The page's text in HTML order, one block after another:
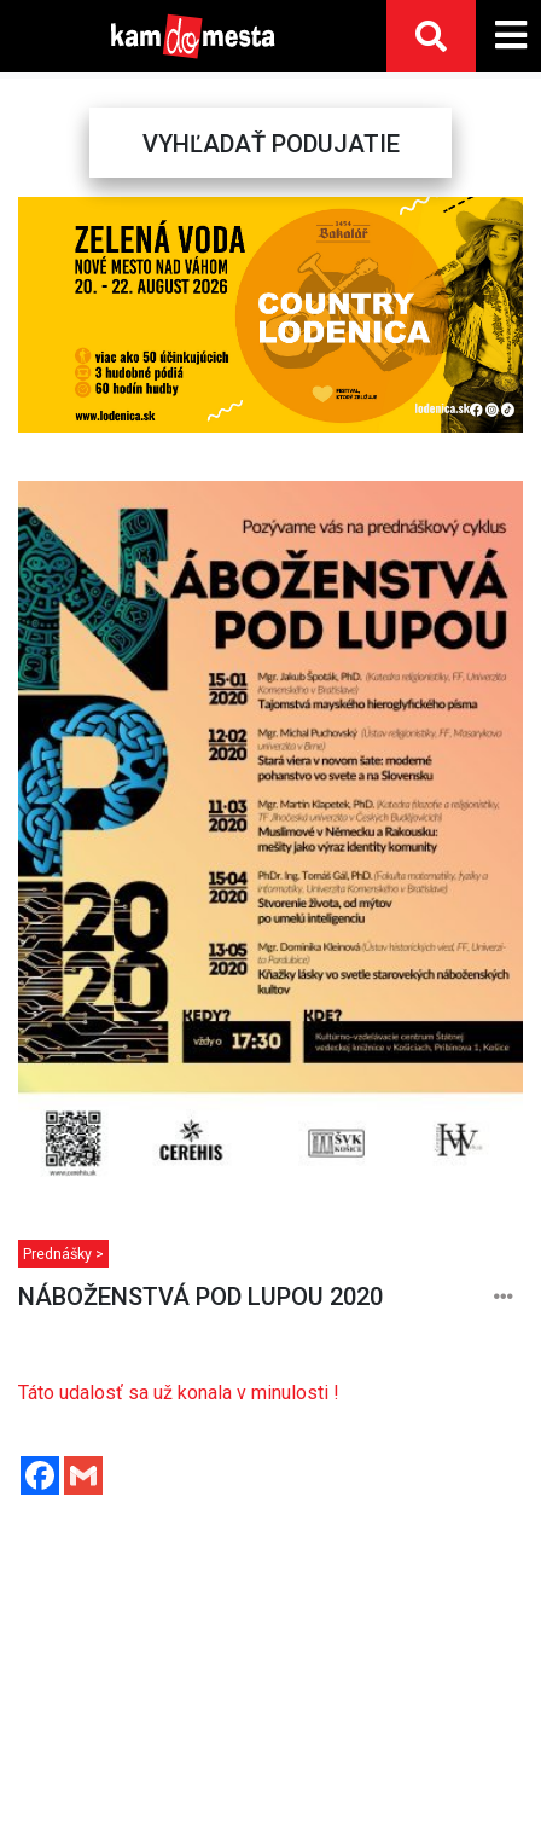
VYHĽADAŤ PODUJATIE
Next
Prednášky >
NÁBOŽENSTVÁ POD LUPOU 2020
Táto udalosť sa už konala v minulosti !
Facebook